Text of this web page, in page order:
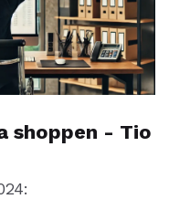
shoppen - Tio